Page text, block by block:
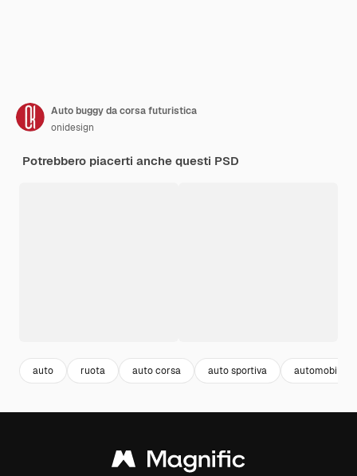
Auto buggy da corsa futuristica
onidesign
Potrebbero piacerti anche questi PSD
auto ruota auto corsa auto sportiva automobile